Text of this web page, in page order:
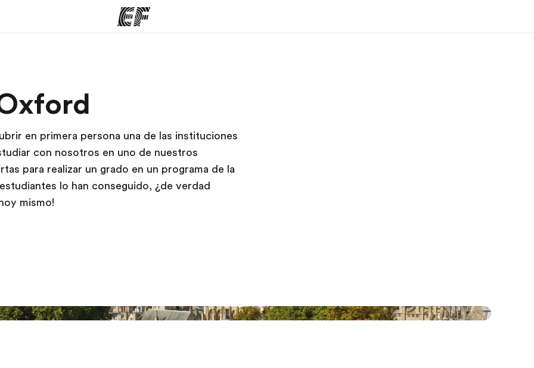
hacemos
en primera persona una de las instituciones
con nosotros en uno de nuestros
para realizar un grado en un programa de la
lo han conseguido, ¿de verdad
mismo!